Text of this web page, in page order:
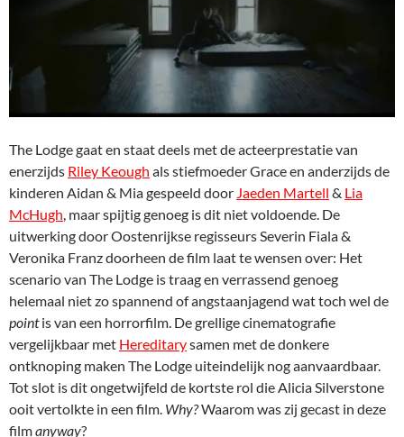
The Lodge gaat en staat deels met de acteerprestatie van
enerzijds Riley Keough als stiefmoeder Grace en anderzijds de
kinderen Aidan & Mia gespeeld door Jaeden Martell & Lia
McHugh, maar spijtig genoeg is dit niet voldoende. De
uitwerking door Oostenrijkse regisseurs Severin Fiala &
Veronika Franz doorheen de film laat te wensen over: Het
scenario van The Lodge is traag en verrassend genoeg
helemaal niet zo spannend of angstaanjagend wat toch wel de
pointis van een horrorfilm. De grellige cinematografie
vergelijkbaar met Hereditarysamen met de donkere
ontknoping maken The Lodge uiteindelijk nog aanvaardbaar.
Tot slot is dit ongetwijfeld de kortste rol die Alicia Silverstone
ooit vertolkte in een film. Why?Waarom was zij gecast in deze
filmanyway?